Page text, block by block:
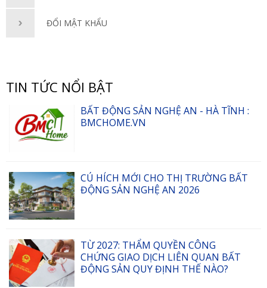
ĐỔI MẬT KHẨU
TIN TỨC NỔI BẬT
BẤT ĐỘNG SẢN NGHỆ AN - HÀ TĨNH :
BMCHOME.VN
CÚ HÍCH MỚI CHO THỊ TRƯỜNG BẤT
ĐỘNG SẢN NGHỆ AN 2026
TỪ 2027: THẨM QUYỀN CÔNG
CHỨNG GIAO DỊCH LIÊN QUAN BẤT
ĐỘNG SẢN QUY ĐỊNH THẾ NÀO?